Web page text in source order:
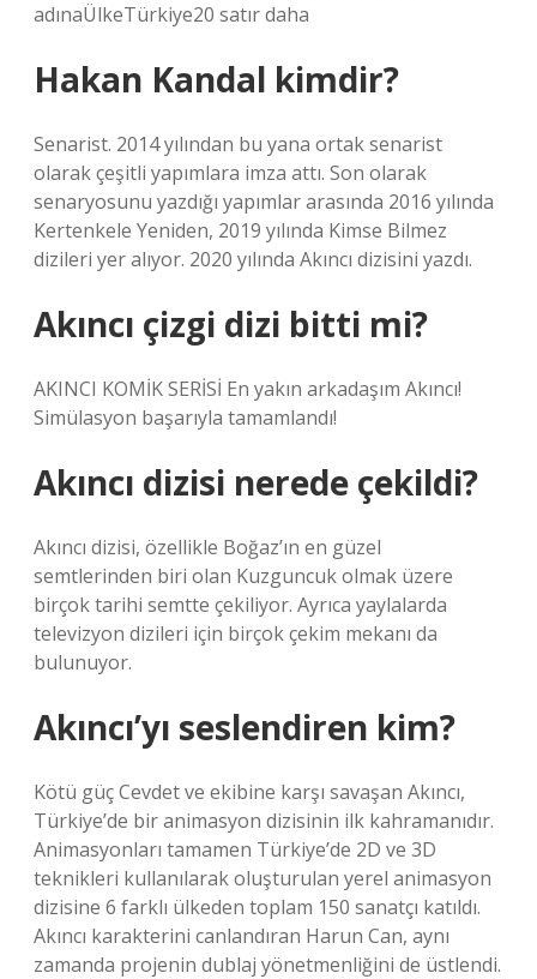
adınaÜlkeTürkiye20 satır daha
Hakan Kandal kimdir?
Senarist. 2014 yılından bu yana ortak senarist
olarak çeşitli yapımlara imza attı. Son olarak
senaryosunu yazdığı yapımlar arasında 2016 yılında
Kertenkele Yeniden, 2019 yılında Kimse Bilmez
dizileri yer alıyor. 2020 yılında Akıncı dizisini yazdı.
Akıncı çizgi dizi bitti mi?
AKINCI KOMİK SERİSİ En yakın arkadaşım Akıncı!
Simülasyon başarıyla tamamlandı!
Akıncı dizisi nerede çekildi?
Akıncı dizisi, özellikle Boğaz’ın en güzel
semtlerinden biri olan Kuzguncuk olmak üzere
birçok tarihi semtte çekiliyor. Ayrıca yaylalarda
televizyon dizileri için birçok çekim mekanı da
bulunuyor.
Akıncı’yı seslendiren kim?
Kötü güç Cevdet ve ekibine karşı savaşan Akıncı,
Türkiye’de bir animasyon dizisinin ilk kahramanıdır.
Animasyonları tamamen Türkiye’de 2D ve 3D
teknikleri kullanılarak oluşturulan yerel animasyon
dizisine 6 farklı ülkeden toplam 150 sanatçı katıldı.
Akıncı karakterini canlandıran Harun Can, aynı
zamanda projenin dublaj yönetmenliğini de üstlendi.